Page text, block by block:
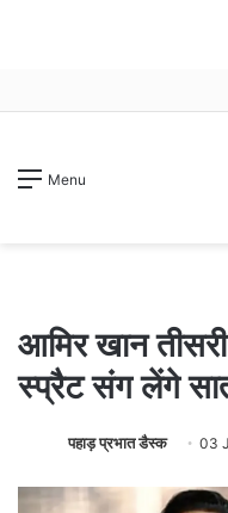
Menu
आमिर खान तीसरी
स्प्रैट संग लेंगे
पहाड़ प्रभात डैस्क 03